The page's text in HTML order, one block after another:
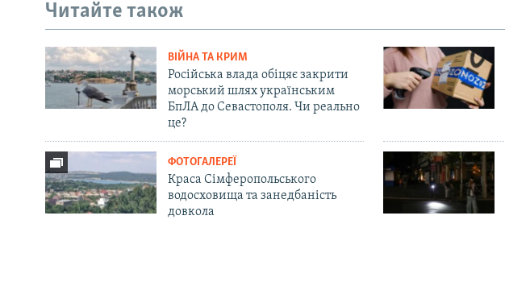
Читайте також
ВІЙНА ТА КРИМ
Російська влада обіцяє закрити
морський шлях українським
БпЛА до Севастополя. Чи реально
це?
ФОТОГАЛЕРЕЇ
Краса Сімферопольського
водосховища та занедбаність
довкола